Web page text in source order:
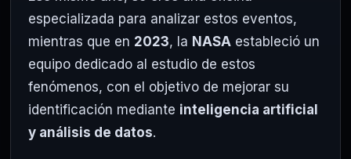
especializada para analizar estos eventos,
mientras que en 2023, la NASA estableció un
equipo dedicado al estudio de estos
fenómenos, con el objetivo de mejorar su
identificación mediante inteligencia artificial
y análisis de datos.